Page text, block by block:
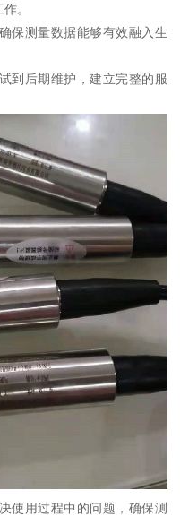
。
保测量数据能够有效融入生
到后期维护，建立完整的服
使用过程中的问题，确保测